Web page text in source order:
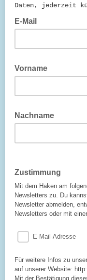
Daten, jederzeit
E-Mail
Vorname
Nachname
Zustimmung
Mit dem Haken am
Newsletters zu. Du
Newsletter abmelden,
Newsletters oder mit
E-Mail-Adresse
Für weitere Infos zu
auf unserer Website:
Mit der Bestätigung